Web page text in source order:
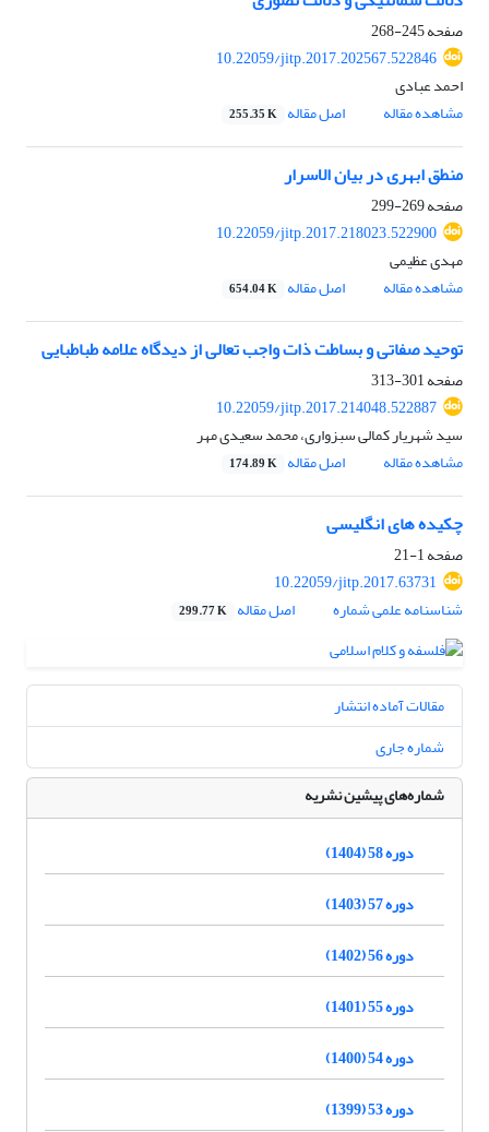
صفحه245-268
10.22059/jitp.2017.202567.522846
احمد عبادی
مشاهده مقاله
اصل مقاله 255.35 K
منطق ابهری در بیان الاسرار
صفحه269-299
10.22059/jitp.2017.218023.522900
مهدی عظیمی
مشاهده مقاله
اصل مقاله 654.04 K
توحید صفاتی و بساطت ذات واجب تعالی از دیدگاه علامه طباطبایی
صفحه301-313
10.22059/jitp.2017.214048.522887
سید شهریار کمالی سبزواری، محمد سعیدی مهر
مشاهده مقاله
اصل مقاله 174.89 K
چکیده های انگلیسی
صفحه1-21
10.22059/jitp.2017.63731
شناسنامه علمی شماره
اصل مقاله 299.77 K
مقالات آماده انتشار
شماره جاری
شماره‌های پیشین نشریه
دوره 58 (1404)
دوره 57 (1403)
دوره 56 (1402)
دوره 55 (1401)
دوره 54 (1400)
دوره 53 (1399)